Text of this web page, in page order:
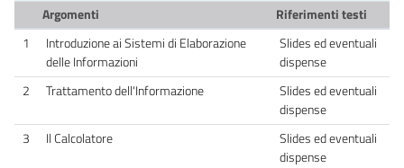
Argomenti
Riferimenti testi
1
Introduzione ai Sistemi di Elaborazione
delle Informazioni
Slides ed eventuali
dispense
2
Trattamento dell'Informazione
Slides ed eventuali
dispense
3
Il Calcolatore
Slides ed eventuali
dispense